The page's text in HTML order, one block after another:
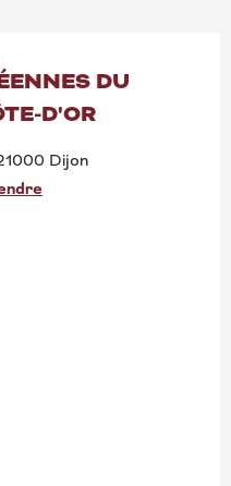
DU
D'OR
Dijon